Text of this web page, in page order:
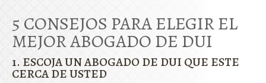
5 CONSEJOS PARA ELEGIR EL
MEJOR ABOGADO DE DUI
1. ESCOJA UN ABOGADO DE DUI QUE ESTE
CERCA DE USTED